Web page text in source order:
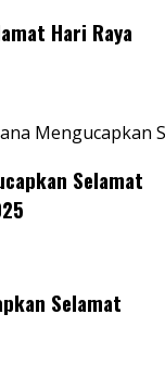
Hari Raya
Mengucapkan
Selamat
Selamat